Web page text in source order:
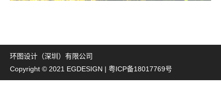
环图设计（深圳）有限公司
Copyright © 2021 EGDESIGN | 粤ICP备18017769号